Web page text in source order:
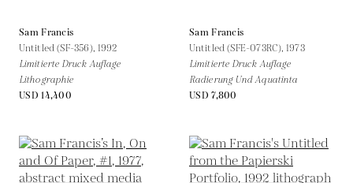
Sam Francis
Untitled (SF-356), 1992
Limitierte Druck Auflage
Lithographie
USD 14,400
Sam Francis
Untitled (SFE-073RC),1973
Limitierte Druck Auflage
Radierung Und Aquatinta
USD 7,800